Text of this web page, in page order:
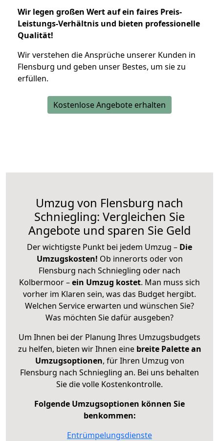
Wir legen großen Wert auf ein faires Preis-
Leistungs-Verhältnis und bieten professionelle
Qualität!
Wir verstehen die Ansprüche unserer Kunden in
Flensburg und geben unser Bestes, um sie zu
erfüllen.
Kostenlose Angebote erhalten
Umzug von Flensburg nach
Schniegling: Vergleichen Sie
Angebote und sparen Sie Geld
Der wichtigste Punkt bei jedem Umzug – Die
Umzugskosten! Ob innerorts oder von
Flensburg nach Schniegling oder nach
Kolbermoor –ein Umzug kostet. Man muss sich
vorher im Klaren sein, was das Budget hergibt.
Welchen Service erwarten und wünschen Sie?
Was möchten Sie dafür ausgeben?
Um Ihnen bei der Planung Ihres Umzugsbudgets
zu helfen, bieten wir Ihnen eine breite Palette an
Umzugsoptionen, für Ihren Umzug von
Flensburg nach Schniegling an. Bei uns behalten
Sie die volle Kostenkontrolle.
Folgende Umzugsoptionen können Sie
benkommen:
Entrümpelungsdienste